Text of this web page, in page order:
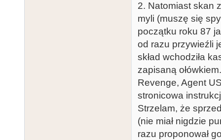
2. Natomiast skan
myli (muszę się
początku roku 87
od razu przywieźli
skład wchodziła
zapisaną
Revenge, Agent
stronicowa
Strzelam, że
(nie miał nigdzie
razu proponował